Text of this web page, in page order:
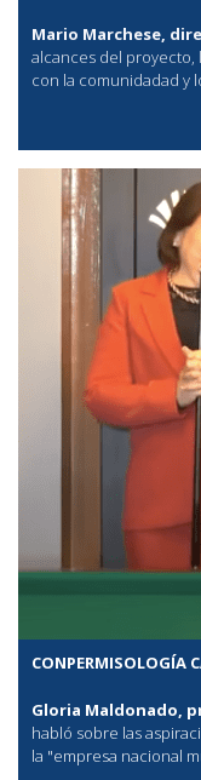
Mario Marchese,
alcances del proyecto,
con la comunidadad y
CONPERMISOLOGÍA
Gloria Maldonado,
habló sobre las
la "empresa nacional